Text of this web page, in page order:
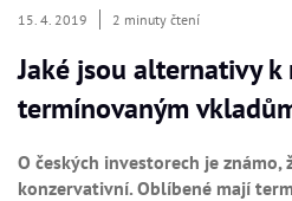
Aktuální nabídka
O nás
Financování
15. 4. 2019 2 minuty čtení
Jaké jsou alternativy
termínovaným
O českých investorech je známo,
konzervativní. Oblíbené mají